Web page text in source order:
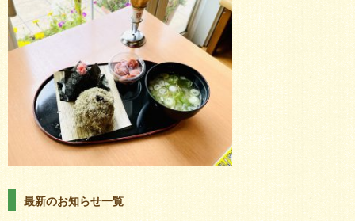
最新のお知らせ一覧